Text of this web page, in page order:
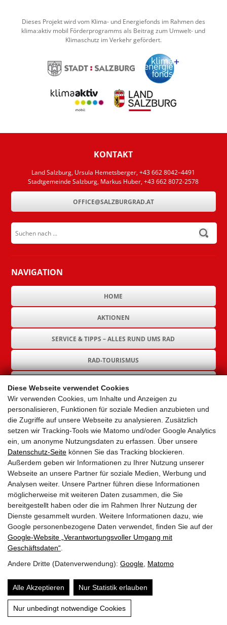
Diese Webseite verwendet Cookies
Wir verwenden Cookies, um Inhalte und Anzeigen zu
personalisieren, Funktionen für soziale Medien anzubieten und
die Zugriffe auf unsere Webseite zu analysieren. Zusätzlich
setzen wir Tracking-Tools wie Matomo und/oder Google Analytics
ein, um anonyme Nutzungsdaten zu erfassen. Über unsere
Datenschutz-Seite können Sie das Tracking blockieren.
Außerdem geben wir Informationen zu Ihrer Nutzung unserer
Webseite an unsere Partner für soziale Medien, Werbung und
Analysen weiter. Unsere Partner führen diese Informationen
möglicherweise mit weiteren Daten zusammen, die Sie
bereitgestellt haben oder die im Rahmen Ihrer Nutzung der
Dienste gesammelt wurden. Weitere Informationen dazu, wie
Google personenbezogene Daten verwendet, finden Sie auf der
Google‑Website „Verantwortungsvoller Umgang mit
Geschäftsdaten“
Andere Dritte (Datenverwendung): Google Matomo
Alle Akzeptieren Nur Statistik erlauben
Nur unbedingt notwendige Cookies
Dieses Projekt wird vom Klima- und Energiefonds im Rahmen des
klima:aktiv mobil Förderprogramms als Beitrag zum Umwelt- und
Klimaschutz im Verkehr gefördert.
KONTAKT
Land Salzburg, Ursula Hemetsberger, +43 662 8042–4491
Stadtgemeinde Salzburg, Markus Huber, +43 662 8072-2578
OFFICE@SALZBURGRAD.AT
Suchen nach ...
submit
NAVIGATION
HOME
AKTIONEN
SERVICE & TIPPS – ALLES RUND UMS RAD
RAD-TOURISMUS
GEMEINDEN
AKTUELLES
PARTNER
LINKS
SITEMAP
IMPRESSUM & DATENSCHUTZ